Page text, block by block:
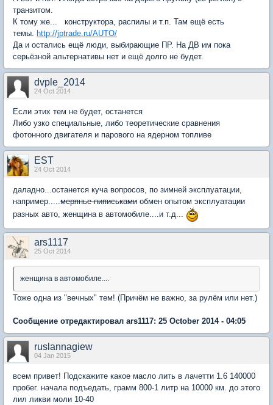
транзитом.
К тому же... конструктора, распилы и т.п. Там ещё есть
темы.
http://jptrade.ru/AUTO/
Да и остались ещё люди, выбирающие ПР. На ДВ им пока
серьёзной альтернативы нет и ещё долго не будет.
dvple_2014
24 Oct 2014
Если этих тем не будет, останется
Либо узко специальные, либо теоретические сравнения
фотонного двигателя и парового на ядерном топливе
EST
24 Oct 2014
даладно...останется куча вопросов, по зимней эксплуатации,
например..... мерянье пиписьками обмен опытом эксплуатации
разных авто, женщина в автомобиле....и т.д...
ars1117
25 Oct 2014
женщина в автомобиле....
Тоже одна из "вечных" тем! (Причём не важно, за рулём или нет.)
Сообщение отредактировал ars1117: 25 October 2014 - 04:05
ruslannagiew
04 Jan 2015
всем привет! Подскажите какое масло лить в лачетти 1.6 140000
пробег. начала подъедать, грамм 800-1 литр на 10000 км. до этого
лил ликви моли 10-40